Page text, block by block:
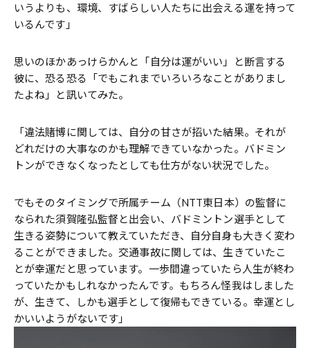
いうよりも、環境、すばらしい人たちに出会える運を持って
いるんです」
思いのほかあっけらかんと「自分は運がいい」と断言する
彼に、恐る恐る「でもこれまでいろいろなことがありまし
たよね」と訊いてみた。
「違法賭博に関しては、自分の甘さが招いた結果。それが
どれだけの大事なのかも理解できていなかった。バドミン
トンができなくなったとしても仕方がない状況でした。
でもそのタイミングで所属チーム（NTT東日本）の監督に
なられた須賀隆弘監督と出会い、バドミントン選手として
生きる姿勢について教えていただき、自分自身も大きく変わ
ることができました。交通事故に関しては、生きていたこ
とが幸運だと思っています。一歩間違っていたら人生が終わ
っていたかもしれなかったんです。もちろん怪我はしました
が、生きて、しかも選手として復帰もできている。幸運とし
かいいようがないです」